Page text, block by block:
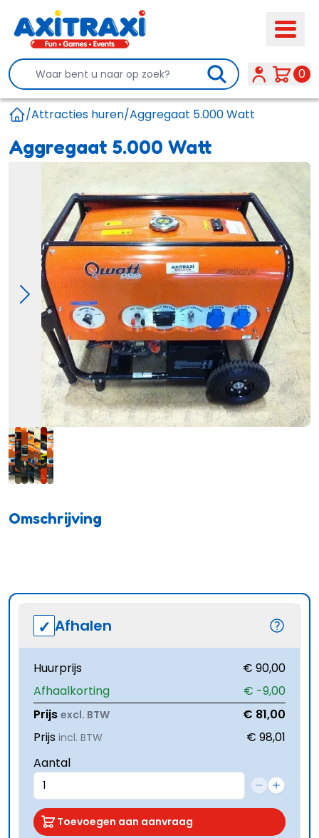
Search 0
/Attracties huren/Aggregaat 5.000 Watt
Aggregaat 5.000 Watt
Omschrijving
Afhalen
Huurprijs
€ 90,00
Afhaalkorting
€ -9,00
Prijs excl. BTW
€ 81,00
Prijs incl. BTW
€ 98,01
Aantal
Toevoegen aan aanvraag